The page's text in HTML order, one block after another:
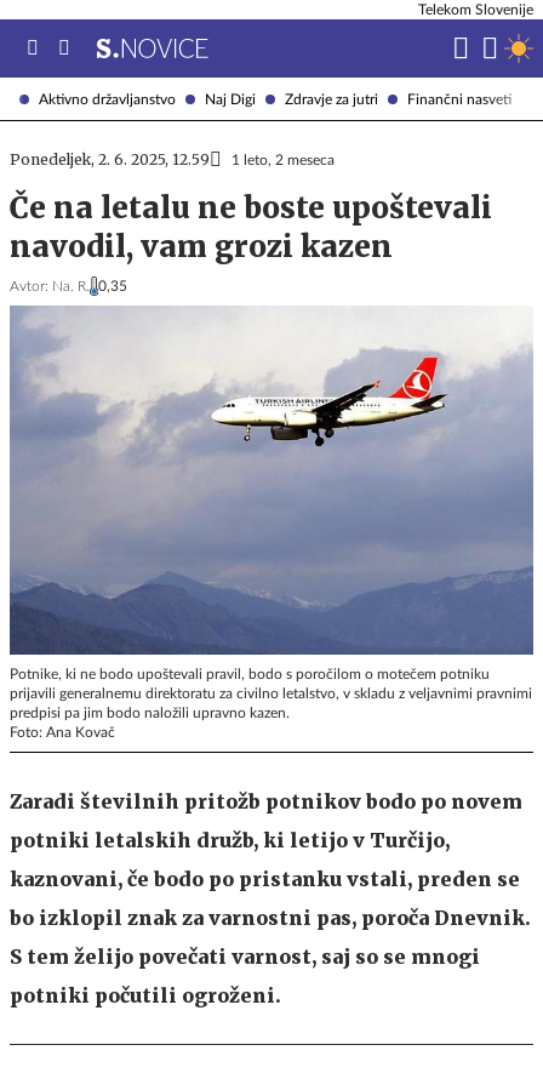
Aktivno državljanstvo Naj Digi Zdravje za jutri Finančni nasveti
Telekom Slovenije
Ponedeljek, 2. 6. 2025, 12.59 1 leto, 2 meseca
Če na letalu ne boste upoštevali
navodil, vam grozi kazen
Avtor: Na. R. 0,35
Potnike, ki ne bodo upoštevali pravil, bodo s poročilom o motečem potniku
prijavili generalnemu direktoratu za civilno letalstvo, v skladu z veljavnimi pravnimi
predpisi pa jim bodo naložili upravno kazen.
Foto: Ana Kovač
Zaradi številnih pritožb potnikov bodo po novem
potniki letalskih družb, ki letijo v Turčijo,
kaznovani, če bodo po pristanku vstali, preden se
bo izklopil znak za varnostni pas, poroča Dnevnik.
S tem želijo povečati varnost, saj so se mnogi
potniki počutili ogroženi.